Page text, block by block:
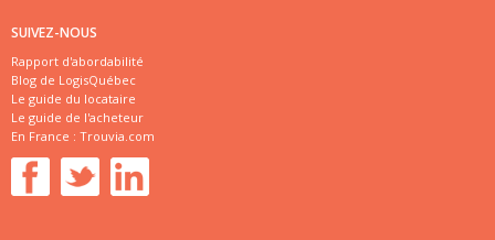
SUIVEZ-NOUS
Rapport d'abordabilité
Blog de LogisQuébec
Le guide du locataire
Le guide de l'acheteur
En France : Trouvia.com